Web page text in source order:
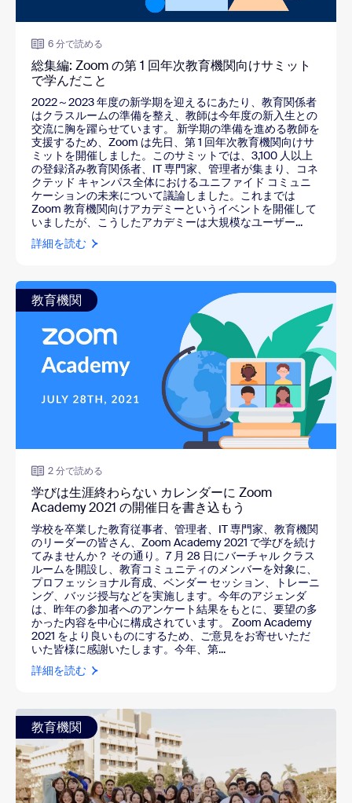
6 分で読める
総集編: Zoom の第 1 回年次教育機関向けサミット
で学んだこと
2022～2023 年度の新学期を迎えるにあたり、教育関係者
はクラスルームの準備を整え、教師は今年度の新入生との
交流に胸を躍らせています。 新学期の準備を進める教師を
支援するため、Zoom は先日、第 1 回年次教育機関向けサ
ミットを開催しました。このサミットでは、3,100 人以上
の登録済み教育関係者、IT 専門家、管理者が集まり、コネ
クテッド キャンパス全体におけるユニファイド コミュニ
ケーションの未来について議論しました。これまでは
Zoom 教育機関向けアカデミーというイベントを開催して
いましたが、こうしたアカデミーは大規模なユーザー...
詳細を読む
教育機関
2 分で読める
学びは生涯終わらない カレンダーに Zoom
Academy 2021 の開催日を書き込もう
学校を卒業した教育従事者、管理者、IT 専門家、教育機関
のリーダーの皆さん、Zoom Academy 2021 で学びを続け
てみませんか？ その通り。7 月 28 日にバーチャル クラス
ルームを開設し、教育コミュニティのメンバーを対象に、
プロフェッショナル育成、ベンダー セッション、トレーニ
ング、バッジ授与などを実施します。今年のアジェンダ
は、昨年の参加者へのアンケート結果をもとに、要望の多
かった内容を中心に構成されています。 Zoom Academy
2021 をより良いものにするため、ご意見をお寄せいただ
いた皆様に感謝いたします。今年、第...
詳細を読む
教育機関